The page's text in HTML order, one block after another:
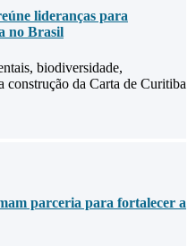
lideranças para
no Brasil
biodiversidade,
construção da Carta de Curitiba
parceria para fortalecer a